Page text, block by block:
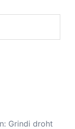
Grindi droht